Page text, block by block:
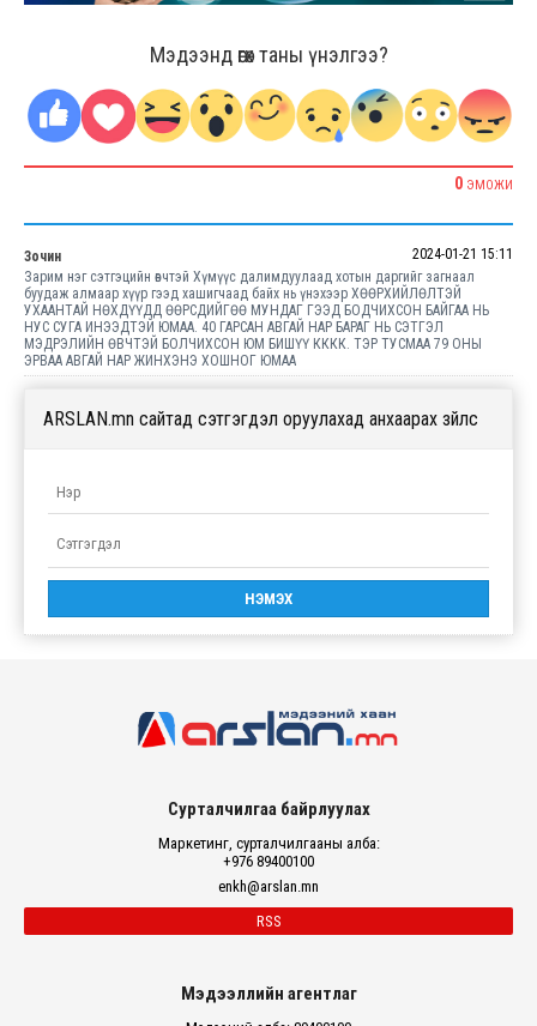
Мэдээнд өгөх таны үнэлгээ?
0 ЭМОЖИ
Зочин
2024-01-21 15:11
Зарим нэг сэтгэцийн өвчтэй Хүмүүс далимдуулаад хотын даргийг загнаал
буудаж алмаар хүүр гээд хашигчаад байх нь үнэхээр ХӨӨРХИЙЛӨЛТЭЙ
УХААНТАЙ НӨХДҮҮДД ӨӨРСДИЙГӨӨ МУНДАГ ГЭЭД БОДЧИХСОН БАЙГАА НЬ
НУС СУГА ИНЭЭДТЭЙ ЮМАА. 40 ГАРСАН АВГАЙ НАР БАРАГ НЬ СЭТГЭЛ
МЭДРЭЛИЙН ӨВЧТЭЙ БОЛЧИХСОН ЮМ БИШҮҮ КККК. ТЭР ТУСМАА 79 ОНЫ
ЭРВАА АВГАЙ НАР ЖИНХЭНЭ ХОШНОГ ЮМАА
ARSLAN.mn сайтад сэтгэгдэл оруулахад анхаарах зүйлс
Сурталчилгаа байрлуулах
Маркетинг, сурталчилгааны алба:
+976 89400100
enkh@arslan.mn
RSS
Мэдээллийн агентлаг